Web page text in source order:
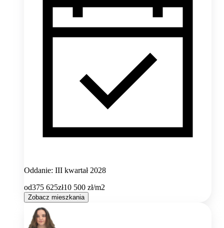
Oddanie: III kwartał 2028
od375 625zł10 500 zł/m2
Zobacz mieszkania